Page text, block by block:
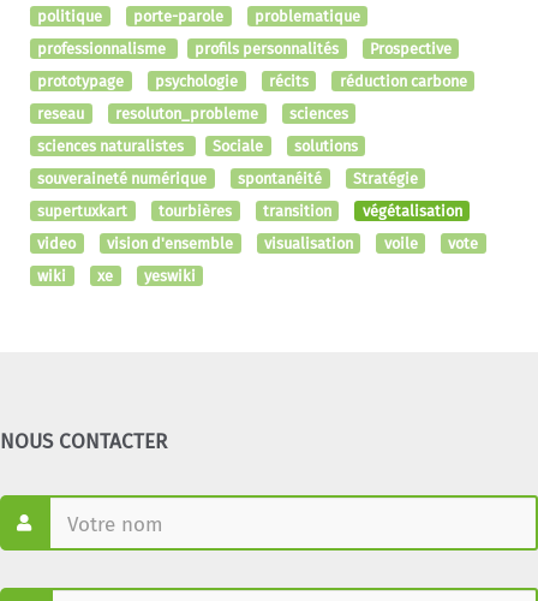
politique
porte-parole
problematique
professionnalisme
profils personnalités
Prospective
prototypage
psychologie récits
réduction carbone
reseau
resoluton_probleme
sciences
sciences naturalistes
Sociale
solutions
souveraineté numérique
spontanéité
Stratégie
supertuxkart
tourbières transition
végétalisation
video
vision d'ensemble visualisation voile
vote
wiki
xe yeswiki
NOUS CONTACTER